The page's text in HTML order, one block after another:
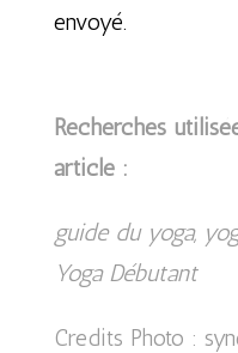
envoyé.
Recherches
article :
guide du yoga,
Yoga Débutant
Credits Photo :